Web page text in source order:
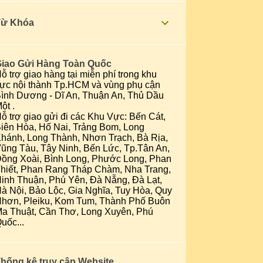
19/07/20
Ly nhựa đáy bầu
01/07/18 2
24/06/18 1
3
03/12/17 2
23/04/17
Khóa
Gửi Hàng Toàn Quốc
trợ giao hàng tại miễn phí trong khu
nội thành Tp.HCM và vùng phụ cận
Dương - Dĩ An, Thuận An, Thủ Dầu
.
trợ giao gửi đi các Khu Vực: Bến Cát,
Hòa, Hố Nai, Trảng Bom, Long
Long Thành, Nhơn Trạch, Bà Rịa,
Tàu, Tây Ninh, Bến Lức, Tp.Tân An,
Xoài, Bình Long, Phước Long, Phan
Phan Rang Tháp Chàm, Nha Trang,
Thuận, Phú Yên, Đà Nẵng, Đà Lạt,
Nội, Bảo Lộc, Gia Nghĩa, Tuy Hòa, Quy
Pleiku, Kom Tum, Thành Phố Buôn
Thuật, Cần Thơ, Long Xuyên, Phú